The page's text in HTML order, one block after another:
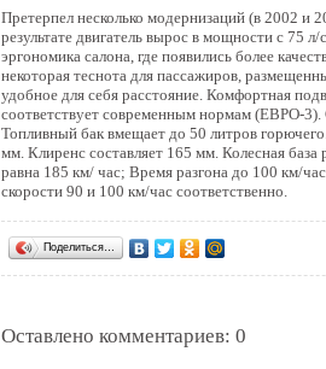
Претерпел несколько модернизаций (в 2002 и
результате двигатель вырос в мощности с 75
эргономика салона, где появились более
некоторая теснота для пассажиров,
удобное для себя расстояние. Комфортная
соответствует современным нормам (ЕВРО-3).
Топливный бак вмещает до 50 литров
мм. Клиренс составляет 165 мм. Колесная
равна 185 км/ час; Время разгона до 100 км/
скорости 90 и 100 км/час соответственно.
Поделиться…
Оставлено комментариев: 0